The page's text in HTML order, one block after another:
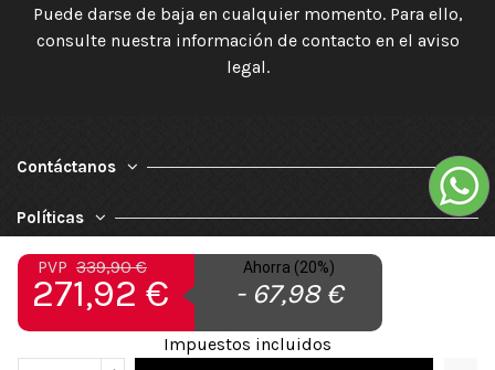
PVP 339,90 €
271,92 €
Ahorra (20%)
- 67,98 €
Impuestos incluidos
Puede darse de baja en cualquier momento. Para ello,
consulte nuestra información de contacto en el aviso
legal.
Contáctanos
Políticas
Nuestra Empresa